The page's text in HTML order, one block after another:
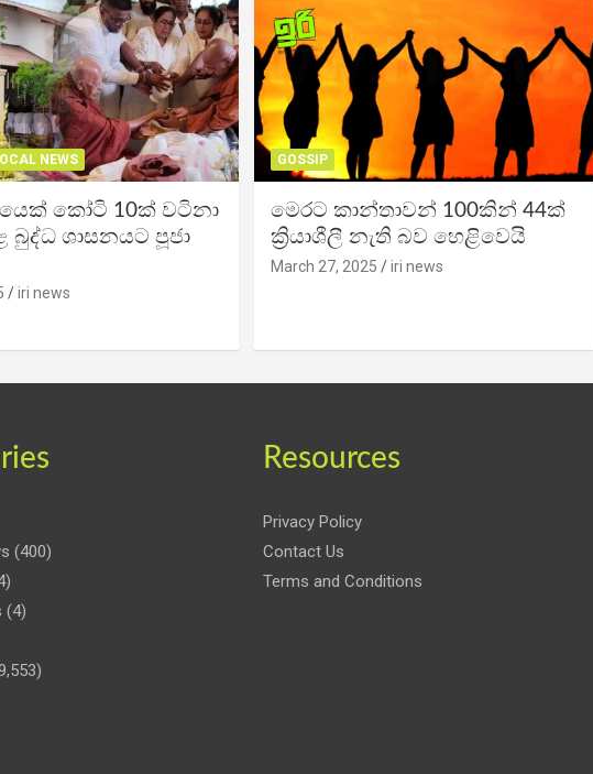
NEWS
කෝටි 10ක් වටිනා
බුද්ධ ශාසනයට පූජා
iri news
GOSSIP
මෙරට කාන්තාවන් 100කින් 44ක්
ක්‍රියාශීලී නැති බව හෙළිවෙයි
March 27, 2025 iri news
(400)
(4)
Resources
Privacy Policy
Contact Us
Terms and Conditions